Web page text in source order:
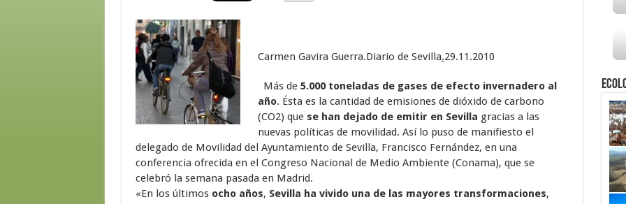
Carmen Gavira Guerra.Diario de Sevilla.29.11.2010
Más de5.000 toneladas de gases de efecto invernadero al
año. Ésta es la cantidad de emisiones de dióxido de carbono
(CO2) que se han dejado de emitir en Sevilla gracias a las
nuevas políticas de movilidad. Así lo puso de manifiesto el
delegado de Movilidad del Ayuntamiento de Sevilla, Francisco Fernández, en una
conferencia ofrecida en el Congreso Nacional de Medio Ambiente (Conama), que se
celebró la semana pasada en Madrid.
«En los últimos ocho años, Sevilla ha vivido una de las mayores transformaciones,